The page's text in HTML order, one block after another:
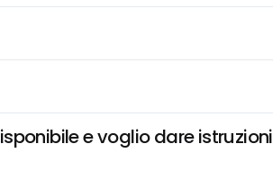
e voglio dare istruzioni